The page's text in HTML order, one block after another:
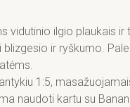
vidutinio ilgio plaukais ir
ir ryškumo.
1:5,
naudoti kartu su